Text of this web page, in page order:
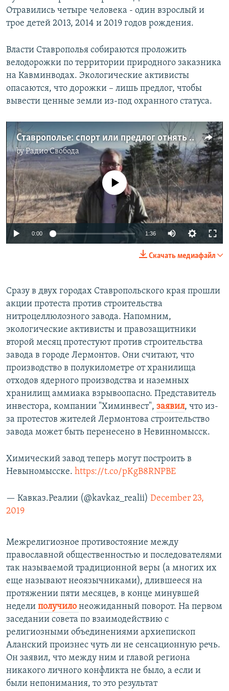
Отравились четыре человека - один взрослый и
трое детей 2013, 2014 и 2019 годов рождения.
Власти Ставрополья собираются проложить
велодорожки по территории природного заказника
на Кавминводах. Экологические активисты
опасаются, что дорожки – лишь предлог, чтобы
вывести ценные земли из-под охранного статуса.
Ставрополье: спорт или предлог отнять землю?
byРадио Свобода
No media source currently available
0:00 1:36
Скачать медиафайл
Сразу в двух городах Ставропольского края прошли
акции протеста против строительства
нитроцеллюлозного завода. Напомним,
экологические активисты и правозащитники
второй месяц протестуют против строительства
завода в городе Лермонтов. Они считают, что
производство в полукилометре от хранилища
отходов ядерного производства и наземных
хранилищ аммиака взрывоопасно. Представитель
инвестора, компании "Химинвест", заявил, что из-
за протестов жителей Лермонтова строительство
завода может быть перенесено в Невинномысск.
Химический завод теперь могут построить в
Невыномысске. https://t.co/pKgB8RNPBE
— Кавказ.Реалии (@kavkaz_realii) December 23,
2019
Межрелигиозное противостояние между
православной общественностью и последователями
так называемой традиционной веры (а многих их
еще называют неоязычниками), длившееся на
протяжении пяти месяцев, в конце минувшей
недели получило неожиданный поворот. На первом
заседании совета по взаимодействию с
религиозными объединениями архиепископ
Аланский произнес чуть ли не сенсационную речь.
Он заявил, что между ним и главой региона
никакого личного конфликта не было, а если и
были непонимания, то это результат